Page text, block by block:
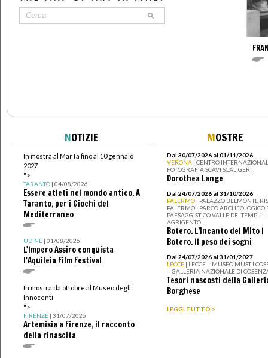
NOTIZIE
In mostra al MarTa fino al 10 gennaio
2027
">
TARANTO| 04/08/2026
Essere atleti nel mondo antico. A
Taranto, per i Giochi del
Mediterraneo
UDINE| 01/08/2026
L'Impero Assiro conquista
l'Aquileia Film Festival
In mostra da ottobre al Museo degli
Innocenti
">
FIRENZE| 31/07/2026
Artemisia a Firenze, il racconto
della rinascita
MOSTRE
Dal 30/07/2026 al 01/11/2026
VERONA | CENTRO
FOTOGRAFIA SCAVI SCALIGERI
Dorothea Lange
Dal 24/07/2026 al 31/10/2026
PALERMO | PALAZZO BELMONTE
PALERMO I PARCO ARCHEOLOGICO
PAESAGGISTICO VALLE DEI TEMPLI -
AGRIGENTO
Botero. L’incanto del Mito I
Botero. Il peso dei sogni
Dal 24/07/2026 al 31/01/2027
LECCE | LECCE – MUSEO MUST I
– GALLERIA NAZIONALE DI
Tesori nascosti della
Borghese
LEGGI TUTTO >